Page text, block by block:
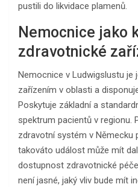
pustili do likvidace plamenů.
Nemocnice jako
zdravotnické
Nemocnice v Ludwigslustu je
zařízením v oblasti a
Poskytuje základní a
spektrum pacientů v regionu.
zdravotní systém v Německu
takováto událost může mít
dostupnost zdravotnické
není jasné, jaký vliv bude mít